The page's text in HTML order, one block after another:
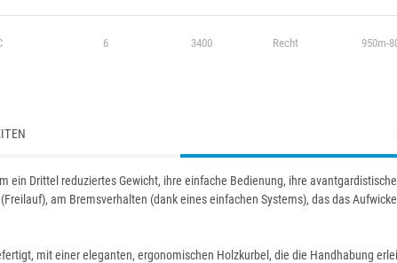
6 3400 Recht 950m-
ein Drittel reduziertes Gewicht, ihre einfache Bedienung, ihre
am Bremsverhalten (dank eines einfachen Systems), das das
mit einer eleganten, ergonomischen Holzkurbel, die die Handhabung